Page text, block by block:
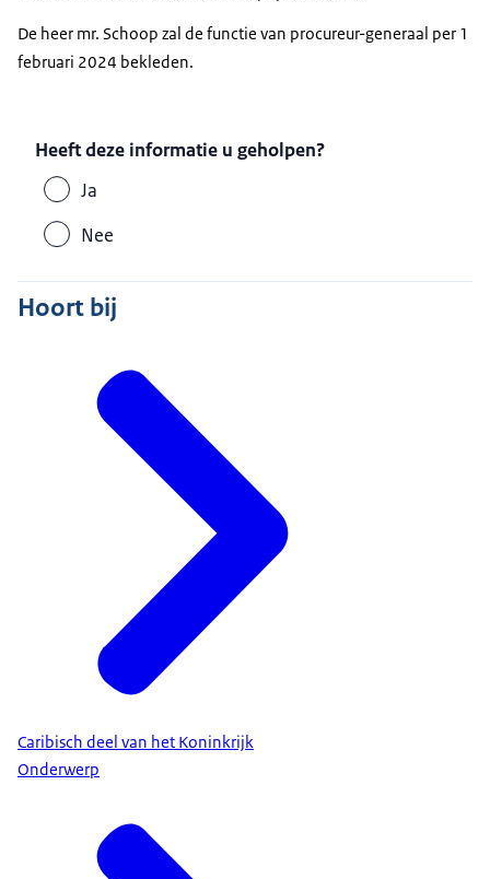
De heer mr. Schoop zal de functie van procureur-generaal per 1
februari 2024 bekleden.
Heeft deze informatie u geholpen?
Ja
Nee
Hoort bij
Caribisch deel van het Koninkrijk
Onderwerp